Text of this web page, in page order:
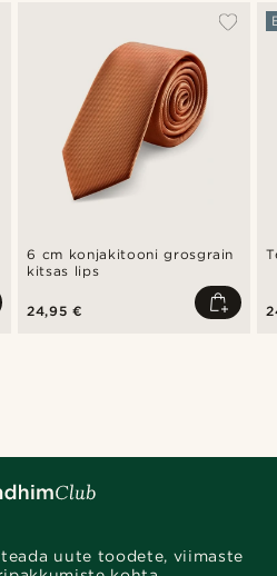
6 cm konjakitooni grosgrain
kitsas lips
24,95 €
teada uute toodete, viimaste